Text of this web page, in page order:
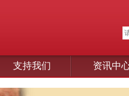
支持我们 资讯中